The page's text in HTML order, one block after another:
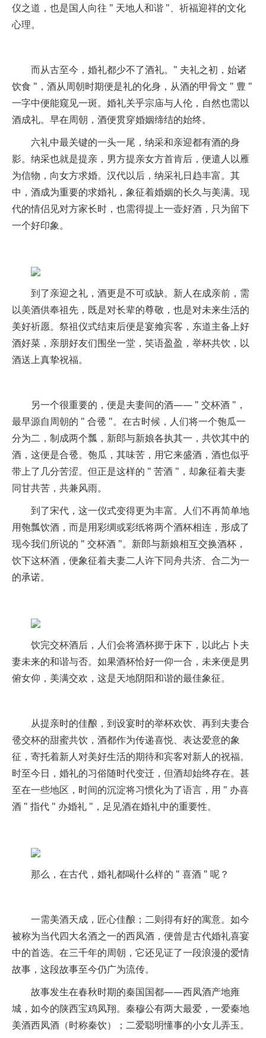
仪之道，也是国人向往 " 天地人和谐 "、祈福迎祥的文化
心理。
而从古至今，婚礼都少不了酒礼。" 夫礼之初，始诸
饮食 "，酒从周朝时期便是礼的化身，从酒的甲骨文 " 豊 "
一字中便能窥见一斑。婚礼关乎宗庙与人伦，自然也需以
酒成礼。早在周朝，酒便贯穿婚姻缔结的始终。
六礼中最关键的一头一尾，纳采和亲迎都有酒的身
影。纳采也就是提亲，男方提亲女方首肯后，便遣人以雁
为信物，向女方求婚。汉代以后，纳采礼日趋丰富。其
中，酒成为重要的求婚礼，象征着婚姻的长久与美满。现
代的情侣见对方家长时，也需得提上一壶好酒，只为留下
一个好印象。
到了亲迎之礼，酒更是不可或缺。新人在成亲前，需
以美酒供奉祖先，既是对长辈的尊敬，也是对未来生活的
美好祈愿。祭祖仪式结束后便是宴飨宾客，东道主备上好
酒好菜，亲朋好友们围坐一堂，笑语盈盈，举杯共饮，以
酒送上真挚祝福。
另一个很重要的，便是夫妻间的酒—— " 交杯酒 "，
最早源自周朝的 " 合卺 "。在古时候，人们将一个匏瓜一
分为二，制成两个瓢，新郎与新娘各执其一，共饮其中的
酒，这便是合卺。匏瓜，其味苦，用它来盛酒，酒也似乎
带上了几分苦涩。但正是这样的 " 苦酒 "，却象征着夫妻
同甘共苦，共兼风雨。
到了宋代，这一仪式变得更为丰富。人们不再简单地
用匏瓢饮酒，而是用彩绸或彩纸将两个酒杯相连，形成了
现今我们所说的 " 交杯酒 "。新郎与新娘相互交换酒杯，
饮下这杯酒，便象征着夫妻二人许下同舟共济、合二为一
的承诺。
饮完交杯酒后，人们会将酒杯掷于床下，以此占卜夫
妻未来的和谐与否。如果酒杯恰好一仰一合，未来便是男
俯女仰，美满交欢，这是天地阴阳和谐的最佳象征。
从提亲时的佳酿，到设宴时的举杯欢饮、再到夫妻合
卺交杯的甜蜜共饮，酒都作为传递喜悦、表达爱意的象
征，寄托着新人对美好生活的期待和宾客对新人的祝福。
时至今日，婚礼的习俗随时代变迁，但酒却始终存在。甚
至在一些地区，时间的沉淀将习惯化为了语言，用 " 办喜
酒 " 指代 " 办婚礼 "，足见酒在婚礼中的重要性。
那么，在古代，婚礼都喝什么样的 " 喜酒 " 呢？
一需美酒天成，匠心佳酿；二则得有好的寓意。如今
被称为当代四大名酒之一的西凤酒，便曾是古代婚礼喜宴
中的首选。在三千年的周朝，它还见证了一段浪漫的爱情
故事，这段故事至今仍广为流传。
故事发生在春秋时期的秦国国都——西凤酒产地雍
城，如今的陕西宝鸡凤翔。秦穆公有两大最爱，一爱秦地
美酒西凤酒（时称秦饮）；二爱聪明懂事的小女儿弄玉。